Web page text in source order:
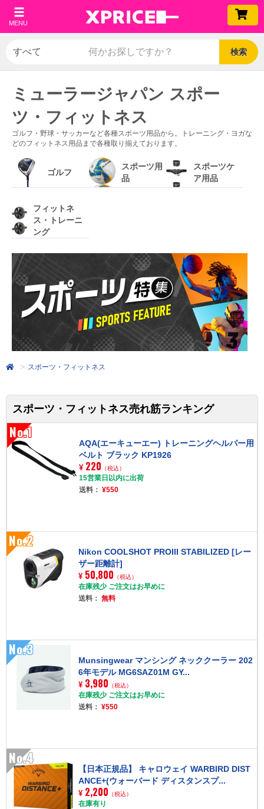
MENU
検索
ミューラージャパン スポー
ツ・フィットネス
ゴルフ・野球・サッカーなど各種スポーツ用品から。トレーニング・ヨガな
どのフィットネス用品まで各種取り揃えております。
ゴルフ
スポーツ用
品
スポーツケ
ア用品
フィットネ
ス・トレーニ
ング
スポーツ・フィットネス
スポーツ・フィットネス売れ筋ランキング
No.1
AQA(エーキューエー) トレーニングヘルパー用
ベルト ブラック KP1926
¥ 220 （税込）
15営業日以内に出荷
送料：¥550
No.2
Nikon COOLSHOT PROIII STABILIZED [レー
ザー距離計]
¥ 50,800 （税込）
在庫残少 ご注文はお早めに
送料：無料
No.3
Munsingwear マンシング ネッククーラー 202
6年モデル MG6SAZ01M GY...
¥ 3,980 （税込）
在庫残少 ご注文はお早めに
送料：¥550
No.4
【日本正規品】 キャロウェイ WARBIRD DIST
ANCE+(ウォーバード ディスタンスプ...
¥ 2,200 （税込）
在庫有り